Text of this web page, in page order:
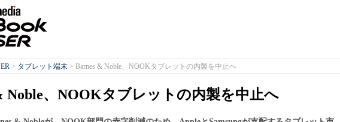
> タブレット端末 > Barnes & Noble、NOOKタブレットの内製を中止へ
Noble、NOOKタブレットの内製を中止へ